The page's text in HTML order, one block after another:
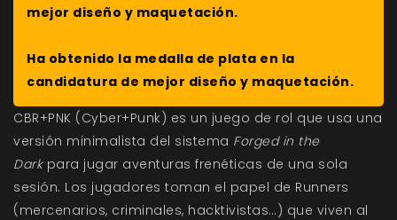
mejor diseño y maquetación.
Ha obtenido la medalla de plata en la
candidatura de mejor diseño y maquetación.
CBR+PNK (Cyber+Punk) es un juego de rol que usa una
versión minimalista del sistema Forged in the
Darkpara jugar aventuras frenéticas de una sola
sesión. Los jugadores toman el papel de Runners
(mercenarios, criminales, hacktivistas…) que viven al